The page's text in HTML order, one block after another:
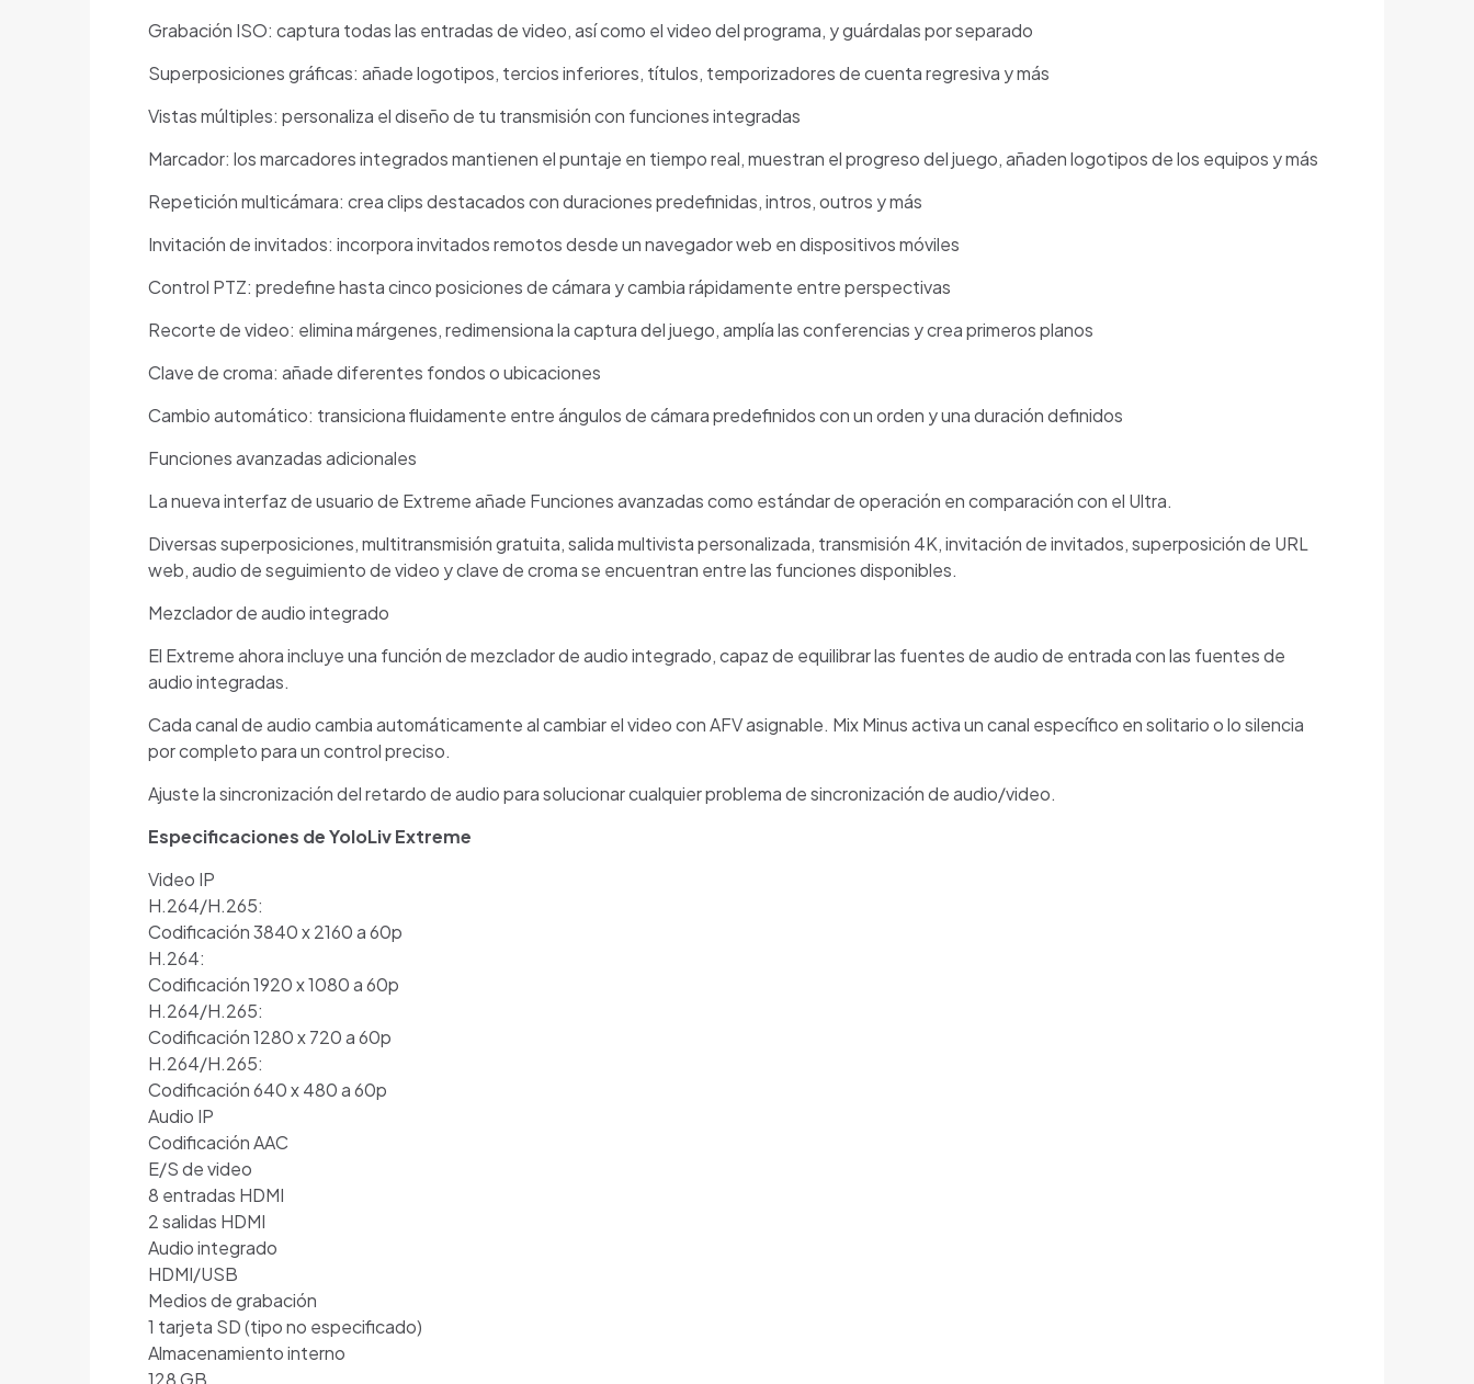
Grabación ISO: captura todas las entradas de video, así como el video del programa, y ​​guárdalas por separado
Superposiciones gráficas: añade logotipos, tercios inferiores, títulos, temporizadores de cuenta regresiva y más
Vistas múltiples: personaliza el diseño de tu transmisión con funciones integradas
Marcador: los marcadores integrados mantienen el puntaje en tiempo real, muestran el progreso del juego, añaden logotipos de los equipos y más
Repetición multicámara: crea clips destacados con duraciones predefinidas, intros, outros y más
Invitación de invitados: incorpora invitados remotos desde un navegador web en dispositivos móviles
Control PTZ: predefine hasta cinco posiciones de cámara y cambia rápidamente entre perspectivas
Recorte de video: elimina márgenes, redimensiona la captura del juego, amplía las conferencias y crea primeros planos
Clave de croma: añade diferentes fondos o ubicaciones
Cambio automático: transiciona fluidamente entre ángulos de cámara predefinidos con un orden y una duración definidos
Funciones avanzadas adicionales
La nueva interfaz de usuario de Extreme añade Funciones avanzadas como estándar de operación en comparación con el Ultra.
Diversas superposiciones, multitransmisión gratuita, salida multivista personalizada, transmisión 4K, invitación de invitados, superposición de URL
web, audio de seguimiento de video y clave de croma se encuentran entre las funciones disponibles.
Mezclador de audio integrado
El Extreme ahora incluye una función de mezclador de audio integrado, capaz de equilibrar las fuentes de audio de entrada con las fuentes de
audio integradas.
Cada canal de audio cambia automáticamente al cambiar el video con AFV asignable. Mix Minus activa un canal específico en solitario o lo silencia
por completo para un control preciso.
Ajuste la sincronización del retardo de audio para solucionar cualquier problema de sincronización de audio/video.
Especificaciones de YoloLiv Extreme
Video IP
H.264/H.265:
Codificación 3840 x 2160 a 60p
H.264:
Codificación 1920 x 1080 a 60p
H.264/H.265:
Codificación 1280 x 720 a 60p
H.264/H.265:
Codificación 640 x 480 a 60p
Audio IP
Codificación AAC
E/S de video
8 entradas HDMI
2 salidas HDMI
Audio integrado
HDMI/USB
Medios de grabación
1 tarjeta SD (tipo no especificado)
Almacenamiento interno
128 GB